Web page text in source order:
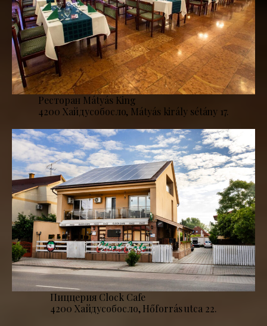
Ресторан Mátyás King
4200 Хайдусобосло, Mátyás király sétány 17.
Пиццерия Clock Cafe
4200 Хайдусобосло, Hőforrás utca 22.